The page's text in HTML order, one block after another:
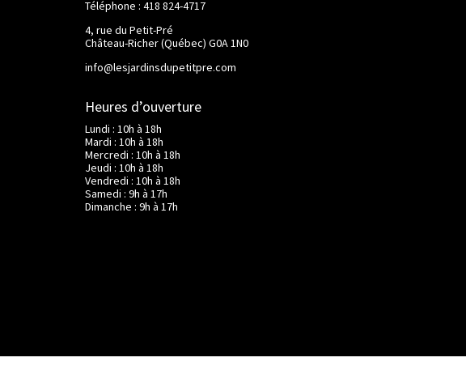
Téléphone : 418 824-4717
4, rue du Petit-Pré
Château-Richer (Québec) G0A 1N0
info@lesjardinsdupetitpre.com
Heures d’ouverture
Lundi : 10h à 18h
Mardi : 10h à 18h
Mercredi : 10h à 18h
Jeudi : 10h à 18h
Vendredi : 10h à 18h
Samedi : 9h à 17h
Dimanche : 9h à 17h